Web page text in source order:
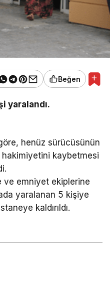
Beğen
yaralandı.
henüz sürücüsünün
kaybetmesi
ve emniyet ekiplerine
yaralanan 5 kişiye
kaldırıldı.